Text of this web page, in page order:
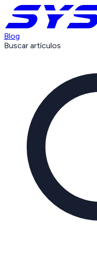
Blog
Buscar artículos